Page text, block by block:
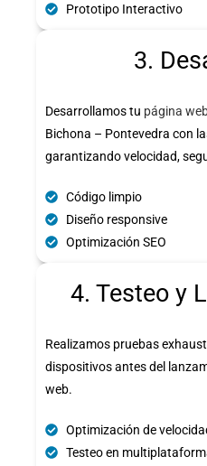
Prototipo Interactivo
3.
Desarrollamos tu página
Bichona – Pontevedra con
garantizando velocidad,
Código limpio
Diseño responsive
Optimización SEO
4. Testeo y
Realizamos pruebas
dispositivos antes del
web.
Optimización de
Testeo en